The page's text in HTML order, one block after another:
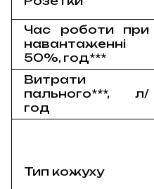
Час роботи при
навантаженні
50%, год***
Витрати
пального***, л/
год
Тип кожуху